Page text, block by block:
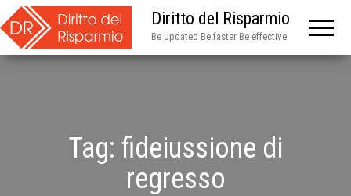
Diritto del Risparmio
Be updated Be faster Be effective
Tag: fideiussione di
regresso